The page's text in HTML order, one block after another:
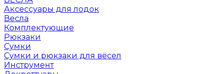
Аксессуары для лодок
Весла
Комплектующие
Рюкзаки
Сумки
Сумки и рюкзаки для вёсел
Инструмент